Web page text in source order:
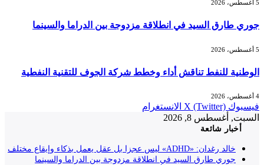
جوري طارق السيد في انطلاقة مزدوجة بين الدراما والسينما
الوطنية للنفط تناقش أداء وخطط شركة الجوف للتقنية النفطية
فيسبوك X (Twitter) الانستغرام
السبت, أغسطس 8, 2026
أخبار شائعة
خالد رغدان: «ADHD» ليس عجزا بل عقل يعمل بذكاء وإيقاع مختلف
جوري طارق السيد في انطلاقة مزدوجة بين الدراما والسينما